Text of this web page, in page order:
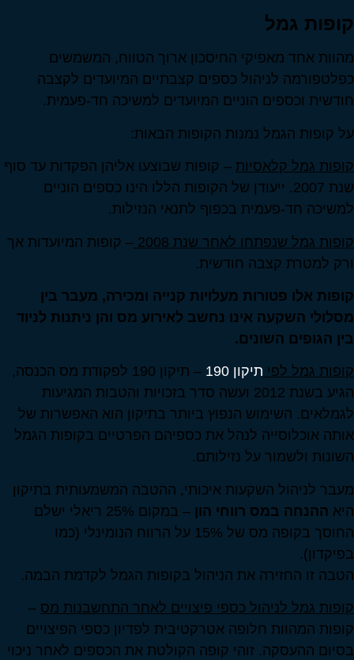
קופות גמל
מהוות אחד מאפיקי החיסכון ארוך הטווח, המשמשים
כפלטפורמה לניהול כספים קצבתיים המיועדים לקצבה
חודשית וכספים הוניים המיועדים למשיכה חד-פעמית.
על קופות הגמל נמנות הקופות הבאות:
קופות גמל קלאסיות – קופות שבוצעו אליהן הפקדות עד סוף
שנת 2007. ייעודן של הקופות הללו הינו כספים הוניים
למשיכה חד-פעמית בכפוף לתנאי הנזילות.
קופות גמל שנפתחו לאחר שנת 2008
– קופות המיועדות אך
ורק למטרת קצבה חודשית.
קופות אלו פטורות מעלויות קנייה ומכירה, מעבר בין
מסלולי השקעה אינו נחשב לאירוע מס והן ניתנות לניוד
בין הגופים השונים.
קופות גמל לפי תיקון 190
– תיקון 190 לפקודת מס הכנסה,
הגיע בשנת 2012 ועשה סדר בזכויות והטבות המגיעות
לגמלאים. השימוש הנפוץ ביותר בתיקון הוא האפשרות של
אותה אוכלוסייה לנהל את כספיהם הפרטיים בקופות הגמל
השונות ולשמור על נזילותם.
מעבר לניהול השקעות איכותי, ההטבה המשמעותית בתיקון
היא ההנחה במס רווחי הון
– במקום 25% ריאלי ישלם
החוסך בקופה מס של 15% על הרווח הנומינלי (כמו
בפיקדון).
הטבה זו החזירה את הניהול בקופות הגמל לקדמת הבמה.
קופות גמל לניהול כספי פיצויים לאחר התחשבנות מס –
קופות המהוות חלופה אטרקטיבית לפדיון כספי הפיצויים
בסיום ההעסקה. זוהי קופה הקולטת את הכספים לאחר ניכוי